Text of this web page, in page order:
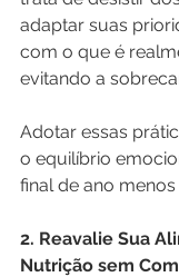
adaptar suas
com o que é
evitando a
Adotar essas
o equilíbrio
final de ano menos
2. Reavalie Sua
Nutrição sem